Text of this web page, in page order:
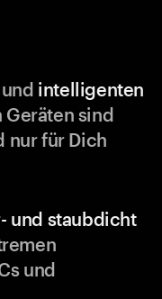
intelligenten
sind
nur für Dich
und staubdicht
und